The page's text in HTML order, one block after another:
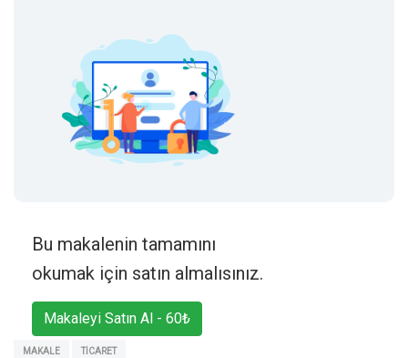
Bu makalenin tamamını
okumak için satın almalısınız.
Makaleyi Satın Al - 60₺
MAKALE TICARET